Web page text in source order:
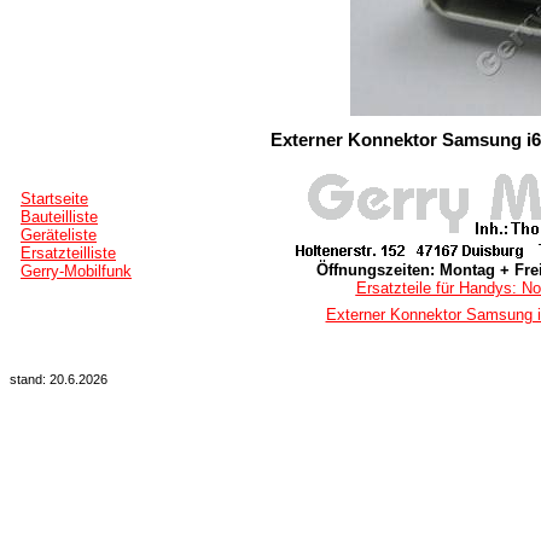
Externer Konnektor Samsung
Startseite
Bauteilliste
Geräteliste
Ersatzteilliste
Gerry-Mobilfunk
Öffnungszeiten: Montag +
Ersatzteile für Handys:
Externer Konnektor
stand: 20.6.2026